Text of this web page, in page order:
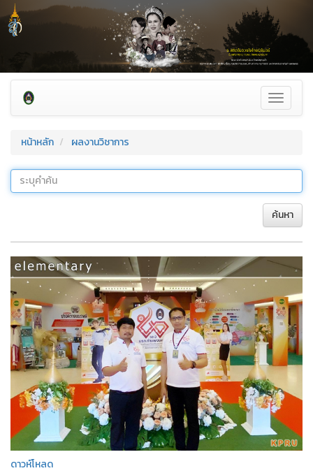
Toggle
หน้าหลัก
ผลงานวิชาการ
ค้นหา
ดาวห์โหลด